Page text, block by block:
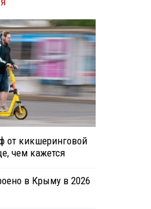
от кикшеринговой
чем кажется
в Крыму в 2026